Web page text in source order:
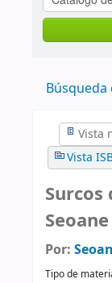
Vista
Vista
Surcos
Por:
Tipo de